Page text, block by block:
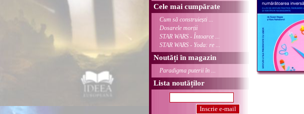
Cele mai cumpărate
Cum să construiești ...
Dosarele morții
STAR WARS - Întoarce ...
STAR WARS - Yoda: re ...
Noutăți în magazin
Paradigma puterii în ...
Lista noutăților